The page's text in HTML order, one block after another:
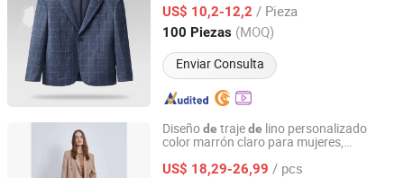
adecuado paraprimavera
es un traje
un solo botón
US$ 10,2-12,2 / Pieza
100 Piezas (MOQ)
Enviar Consulta
Zhejiang, China Desde 2025
Diseñode trajede lino personalizado
color marrón claro para mujeres,
negociosdedoble botón para damas
US$ 18,29-26,99 / pcs
Jiaxing Layo Imp. & Exp. Group Co., Ltd.